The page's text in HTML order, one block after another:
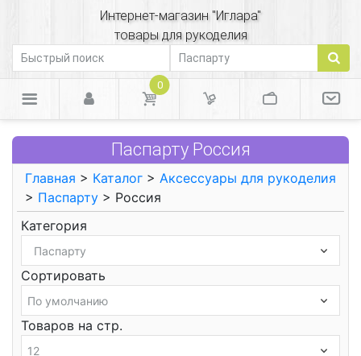
Интернет-магазин "Иглара"
товары для рукоделия
0
Паспарту Россия
Главная > Каталог > Аксессуары для рукоделия
> Паспарту > Россия
Категория
Сортировать
Товаров на стр.